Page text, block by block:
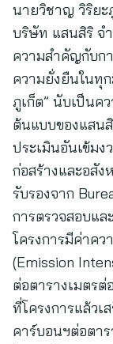
นายวิชาญ วิริยะ
บริษัท แสนสิริ จ
ความสำคัญกับก
ความยั่งยืนในทุ
ภูเก็ต” นับเป็นค
ต้นแบบของแสน
ประเมินอันเข้มง
ก่อสร้างและอสั
รับรองจาก
การตรวจสอบแ
โครงการมีค่าคว
(Emission
ต่อตารางเมตร
ที่โครงการแล้วเ
คาร์บอนฯต่อตา